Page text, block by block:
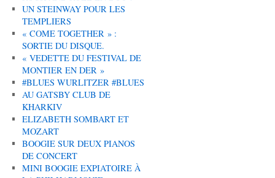
UN STEINWAY POUR LES
TEMPLIERS
« COME TOGETHER » :
SORTIE DU DISQUE.
« VEDETTE DU FESTIVAL DE
MONTIER EN DER »
#BLUES WURLITZER #BLUES
AU GATSBY CLUB DE
KHARKIV
ELIZABETH SOMBART ET
MOZART
BOOGIE SUR DEUX PIANOS
DE CONCERT
MINI BOOGIE EXPIATOIRE À